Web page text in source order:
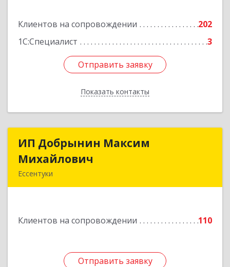
Клиентов на сопровождении
202
1С:Специалист
3
Отправить заявку
Показать контакты
Подробнее
Отправить заявку
Назад
ИП Добрынин Максим
Михайлович
Ессентуки
Клиентов на сопровождении 110
Отправить заявку
ИП Добрынин Максим
Подробнее
Отправить заявку